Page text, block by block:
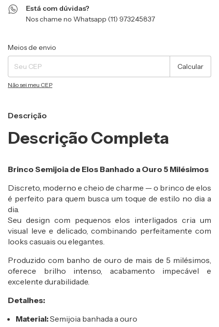
Está com dúvidas?
Nos chame no Whatsapp (11) 973245837
Entregas para o CEP:
Meios de envio
Calcular
Não sei meu CEP
Descrição
Descrição Completa
Brinco Semijoia de Elos Banhado a Ouro 5 Milésimos
Discreto, moderno e cheio de charme — o brinco de elos
é perfeito para quem busca um toque de estilo no dia a
dia.
Seu design com pequenos elos interligados cria um
visual leve e delicado, combinando perfeitamente com
looks casuais ou elegantes.
Produzido com banho de ouro de mais de 5 milésimos,
oferece brilho intenso, acabamento impecável e
excelente durabilidade.
Detalhes:
Material:Semijoia banhada a ouro